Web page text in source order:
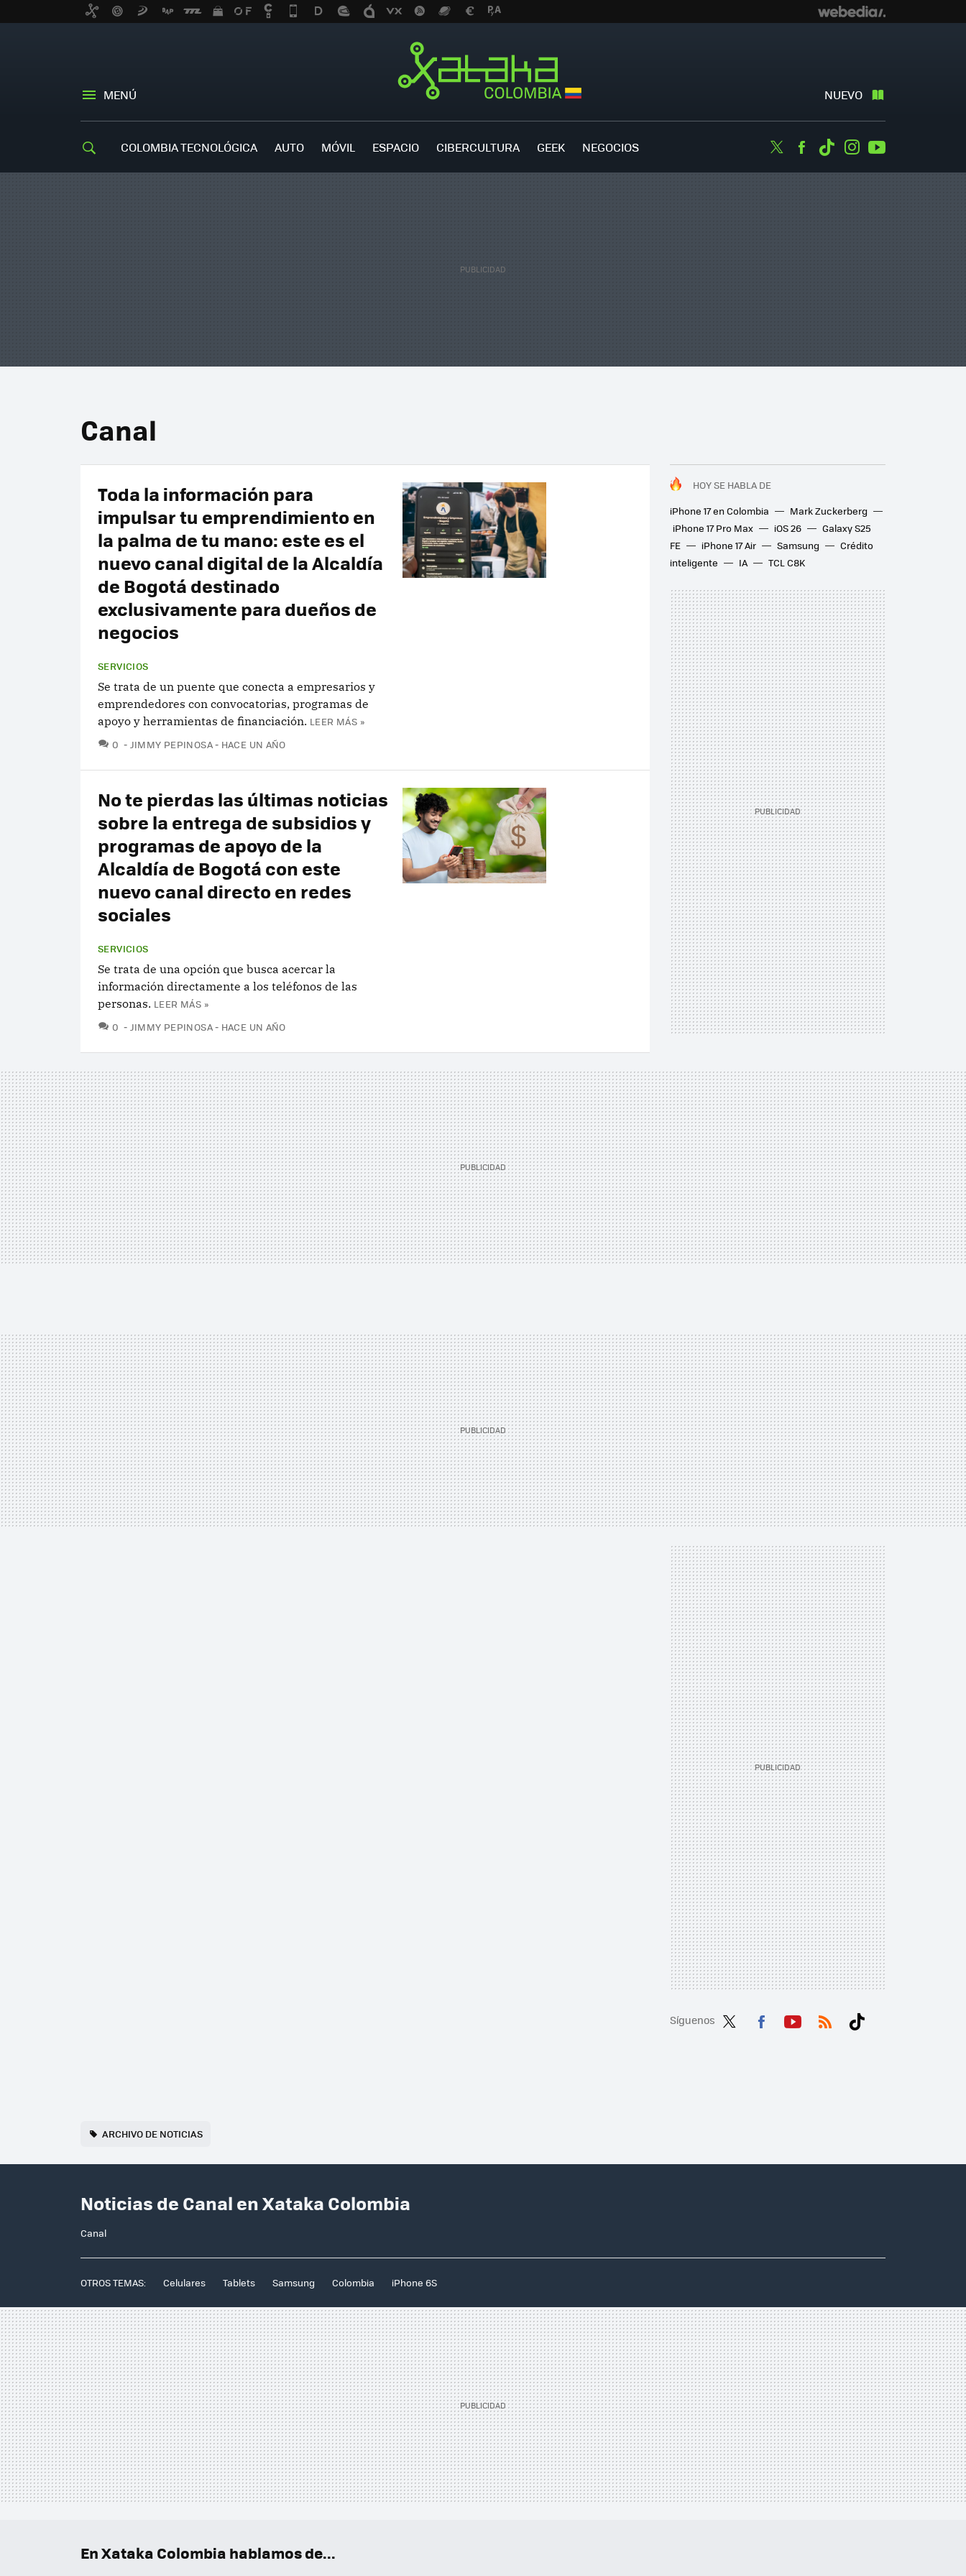
MENÚ NUEVO
COLOMBIA TECNOLÓGICA AUTO MÓVIL ESPACIO CIBERCULTURA GEEK NEGOCIOS TwitterFacebook
TiktokInstagram
Canal
HOY SE HABLA DE
iPhone 17 en Colombia
Mark Zuckerberg
iPhone 17 Pro Max
iOS 26
Galaxy S25
FE
iPhone 17 Air Samsung
Crédito
inteligente
IA TCL C8K
Toda la información para
impulsar tu emprendimiento en
la palma de tu mano: este es el
nuevo canal digital de la Alcaldía
de Bogotá destinado
exclusivamente para dueños de
negocios
SERVICIOS
Se trata de un puente que conecta a empresarios y
emprendedores con convocatorias, programas de
apoyo y herramientas de financiación. LEER MÁS »
0 COMENTARIOS
JIMMY PEPINOSA HACE UN AÑO
No te pierdas las últimas noticias
sobre la entrega de subsidios y
programas de apoyo de la
Alcaldía de Bogotá con este
nuevo canal directo en redes
sociales
SERVICIOS
Se trata de una opción que busca acercar la
información directamente a los teléfonos de las
personas. LEER MÁS »
0 COMENTARIOS
JIMMY PEPINOSA HACE UN AÑO
Síguenos
ARCHIVO DE NOTICIAS
Noticias de Canal en Xataka Colombia
Canal
OTROS TEMAS: Celulares Tablets Samsung Colombia iPhone 6S
En Xataka Colombia hablamos de...